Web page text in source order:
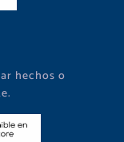
hechos o